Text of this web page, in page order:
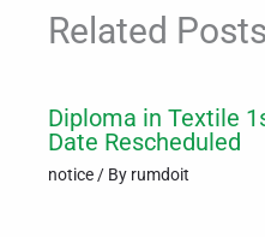
Related Posts
Diploma in Textile
Date Rescheduled
notice / By rumdoit